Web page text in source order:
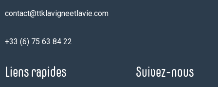
contact@ttklavigneetlavie.com
+33 (6) 75 63 84 22
Liens rapides Suivez-nous